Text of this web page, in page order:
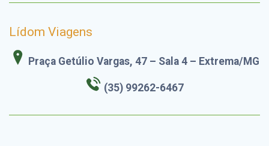
Lídom Viagens
Praça Getúlio Vargas, 47 – Sala 4 – Extrema/MG
(35) 99262-6467